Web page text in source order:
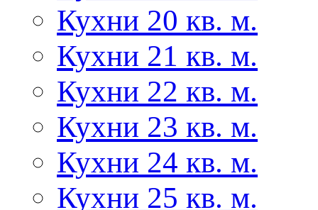
Кухни 20 кв. м.
Кухни 21 кв. м.
Кухни 22 кв. м.
Кухни 23 кв. м.
Кухни 24 кв. м.
Кухни 25 кв. м.